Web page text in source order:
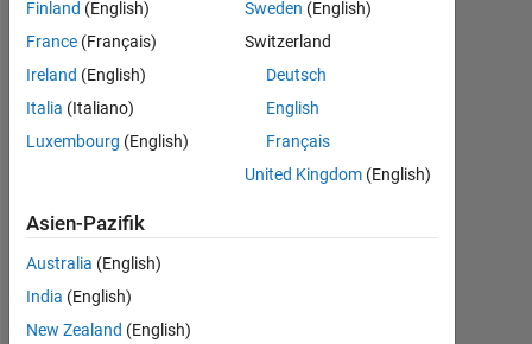
Statistik
BEITRÄGE 10
-10
-5
5
10
15
20
25
30
35
40
45
70 60
-20
Finland (English)
France (Français)
Ireland (English)
Italia (Italiano)
Luxembourg (English)
Sweden (English)
Switzerland
Deutsch
English
Français
United Kingdom (English)
Asien-Pazifik
Australia (English)
India (English)
New Zealand (English)